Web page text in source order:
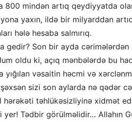
800 mindən artıq qeydiyyatda
yaxın, ildə bir milyarddan
hələ hesaba salmırıq.
gedir? Son bir ayda
oldu ki, açıq mənbələrdə bu
yığılan vəsaitin həcmi və
sizi son aylarda nə qədər
hərəkəti təhlükəsizliyinə xidmət
yer! Tədbir görülməlidir… Allahın